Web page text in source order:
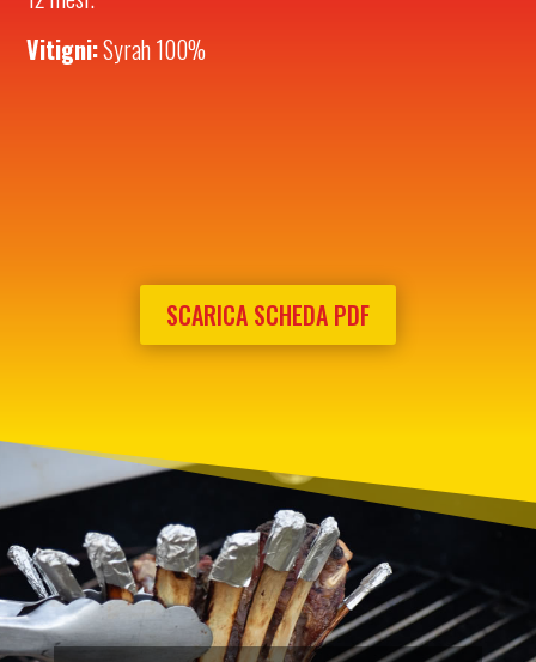
Vitigni:Syrah 100%
SCARICA SCHEDA PDF